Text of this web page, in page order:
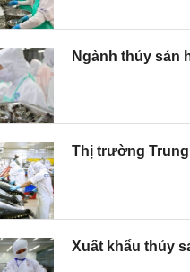
Ngành thủy sản
Thị trường
Xuất khẩu thủy